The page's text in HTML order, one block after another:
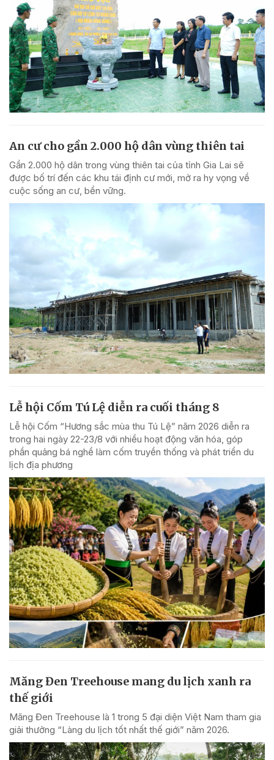
An cư cho gần 2.000 hộ dân vùng thiên tai
Gần 2.000 hộ dân trong vùng thiên tai của tỉnh Gia Lai sẽ
được bố trí đến các khu tái định cư mới, mở ra hy vọng về
cuộc sống an cư, bền vững.
Lễ hội Cốm Tú Lệ diễn ra cuối tháng 8
Lễ hội Cốm “Hương sắc mùa thu Tú Lệ” năm 2026 diễn ra
trong hai ngày 22-23/8 với nhiều hoạt động văn hóa, góp
phần quảng bá nghề làm cốm truyền thống và phát triển du
lịch địa phương
Măng Đen Treehouse mang du lịch xanh ra
thế giới
Măng Đen Treehouse là 1 trong 5 đại diện Việt Nam tham gia
giải thưởng “Làng du lịch tốt nhất thế giới” năm 2026.